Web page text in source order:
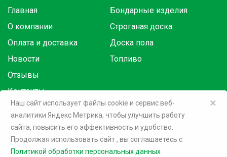
Главная
О компании
Оплата и доставка
Новости
Отзывы
Контакты
Бондарные изделия
Строганая доска
Доска пола
Топливо
Товары в розницу на маркетплейсах:
©2026 Терри Голд
×
Наш сайт использует файлы cookie и сервис веб-
аналитики Яндекс Метрика, чтобы улучшить работу
сайта, повысить его эффективность и удобство.
Продолжая использовать сайт, вы соглашаетесь c
Политикой обработки персональных данных